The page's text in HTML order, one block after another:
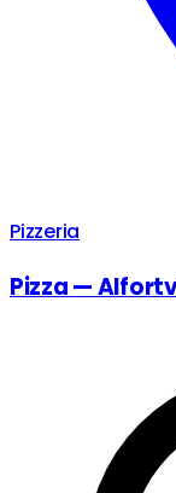
Pizzeria
Pizza —